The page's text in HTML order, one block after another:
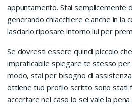
appuntamento. Stai semplicemente
generando chiacchiere e anche in la
lasciarlo riposare intorno lui per
Se dovresti essere quindi piccolo
impraticabile spiegare te stesso
modo, stai per bisogno di
ottiene tuo profilo scritto sono stati
accertare nel caso lo sei vale la pena